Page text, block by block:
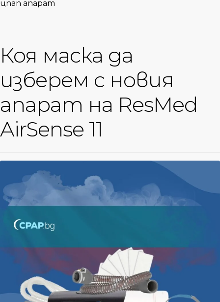
цпап апарат
Коя маска да
изберем с новия
апарат на ResMed
AirSense 11